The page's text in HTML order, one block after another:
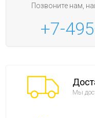
Позвоните нам,
+7-495
Мы